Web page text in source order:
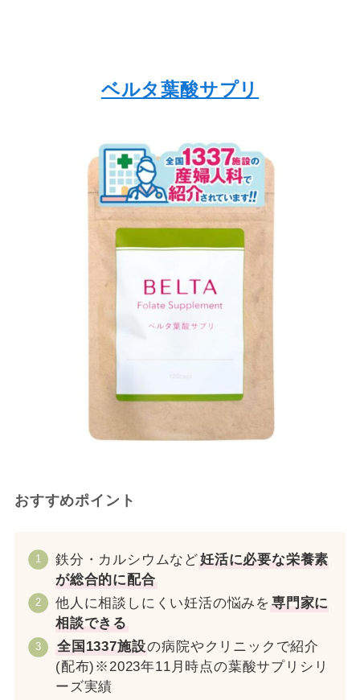
ベルタ葉酸サプリ
おすすめポイント
鉄分・カルシウムなど妊活に必要な栄養素
が総合的に配合
他人に相談しにくい妊活の悩みを 専門家に
相談できる
全国1337施設の病院やクリニックで紹介
(配布)※2023年11月時点の葉酸サプリシリ
ーズ実績